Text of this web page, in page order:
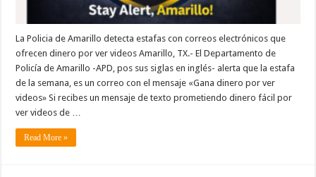
La Policia de Amarillo detecta estafas con correos electrónicos que
ofrecen dinero por ver videos Amarillo, TX.- El Departamento de
Policía de Amarillo -APD, pos sus siglas en inglés- alerta que la estafa
de la semana, es un correo con el mensaje «Gana dinero por ver
videos» Si recibes un mensaje de texto prometiendo dinero fácil por
ver videos de …
Read More »